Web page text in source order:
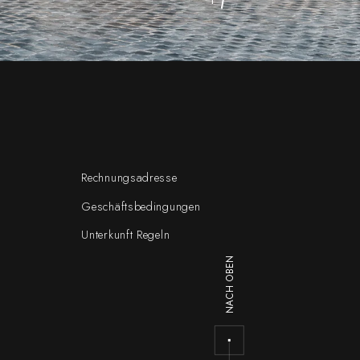
Rechnungsadresse
Geschäftsbedingungen
Unterkunft Regeln
NACH OBEN